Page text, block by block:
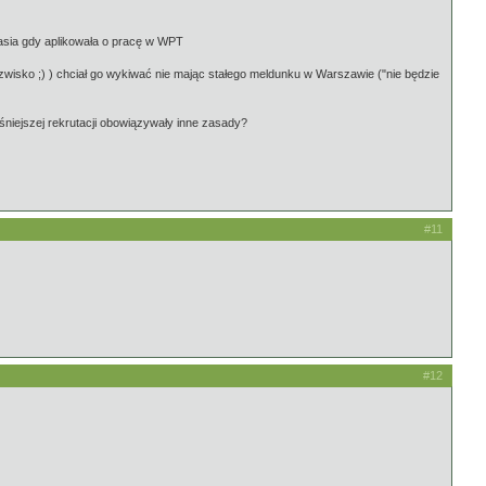
gdy aplikowała o pracę w WPT
;) ) chciał go wykiwać nie mając stałego meldunku w Warszawie ("nie będzie
rekrutacji obowiązywały inne zasady?
#11
#12